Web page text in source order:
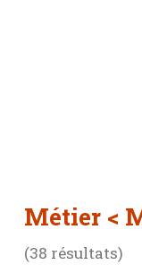
Métier <
(38 résultats)